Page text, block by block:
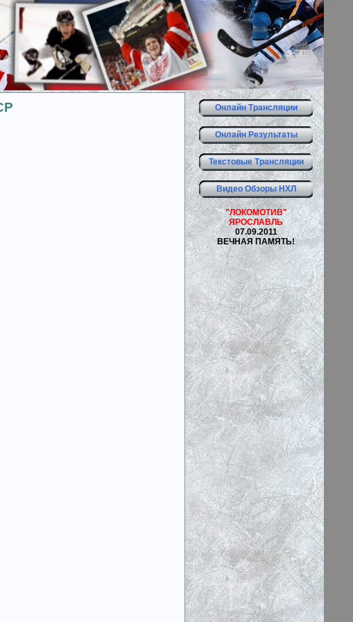
Онлайн Трансляции
Онлайн Результаты
Текстовые Трансляции
Видео Обзоры НХЛ
"ЛОКОМОТИВ"
ЯРОСЛАВЛЬ
07.09.2011
ВЕЧНАЯ ПАМЯТЬ!